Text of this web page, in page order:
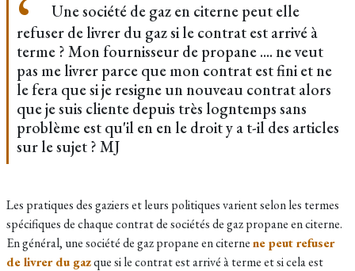
Une société de gaz en citerne peut elle
refuser de livrer du gaz si le contrat est arrivé à
terme ? Mon fournisseur de propane .... ne veut
pas me livrer parce que mon contrat est fini et ne
le fera que si je resigne un nouveau contrat alors
que je suis cliente depuis très logntemps sans
problème est qu'il en en le droit y a t-il des articles
sur le sujet ? MJ
Les pratiques des gaziers et leurs politiques varient selon les termes
spécifiques de chaque contrat de sociétés de gaz propane en citerne.
En général, une société de gaz propane en citernene peut refuser
de livrer du gazque si le contrat est arrivé à terme et si cela est